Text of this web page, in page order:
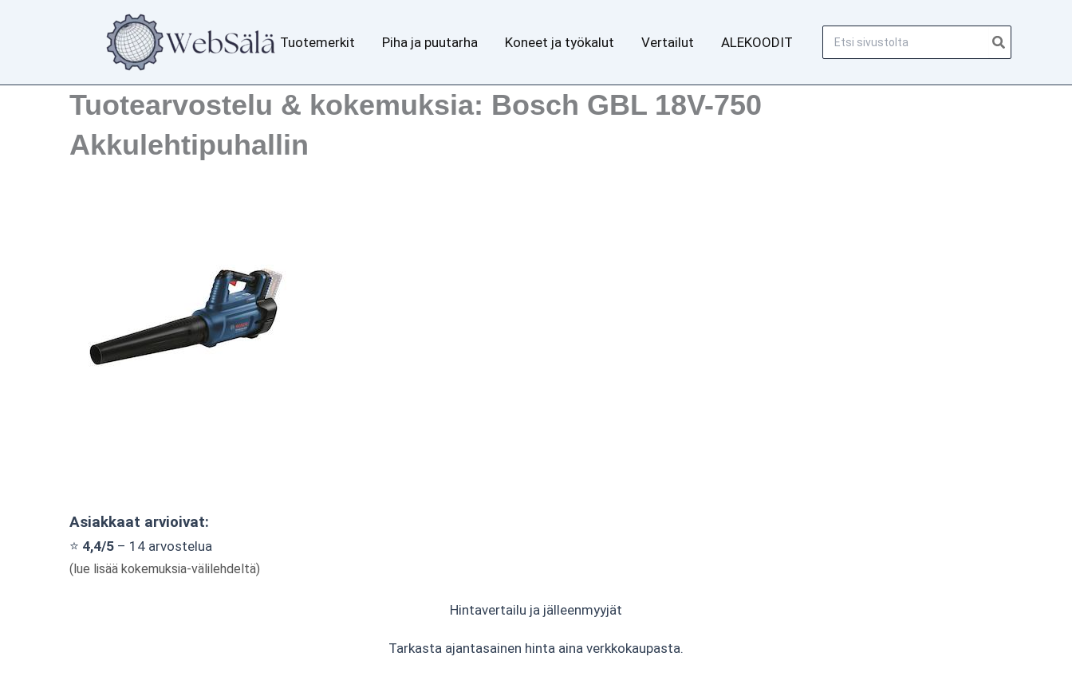
Tuotemerkit Piha ja puutarha Koneet ja työkalut Vertailut ALEKOODIT
Tuotearvostelu & kokemuksia: Bosch GBL 18V-750
Akkulehtipuhallin
Asiakkaat arvioivat:
⭐ 4,4/5 – 14 arvostelua
(lue lisää kokemuksia-välilehdeltä)
Hintavertailu ja jälleenmyyjät
Tarkasta ajantasainen hinta aina verkkokaupasta.